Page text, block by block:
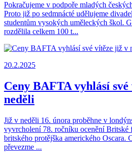
Pokračujeme v podpoře mladých
Proto již po sedmnácté udělujeme
studentům vysokých uměleckých škol.
rozdělila celkem 100 t...
20.2.2025
Ceny BAFTA vyhlásí
neděli
Již v neděli 16. února proběhne v
vyvrcholení 78. ročníku ocenění
britského protějška amerického Oscara.
převezme ...